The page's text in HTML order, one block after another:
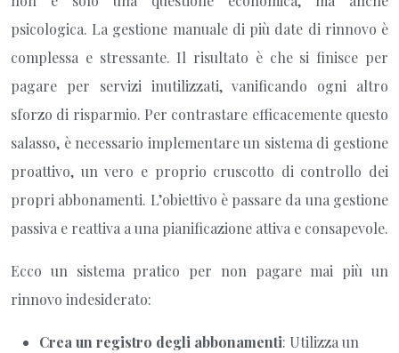
psicologica. La gestione manuale di più date di rinnovo è
complessa e stressante. Il risultato è che si finisce per
pagare per servizi inutilizzati, vanificando ogni altro
sforzo di risparmio. Per contrastare efficacemente questo
salasso, è necessario implementare un sistema di gestione
proattivo, un vero e proprio cruscotto di controllo dei
propri abbonamenti. L’obiettivo è passare da una gestione
passiva e reattiva a una pianificazione attiva e consapevole.
Ecco un sistema pratico per non pagare mai più un
rinnovo indesiderato:
Crea un registro degli abbonamenti: Utilizza un